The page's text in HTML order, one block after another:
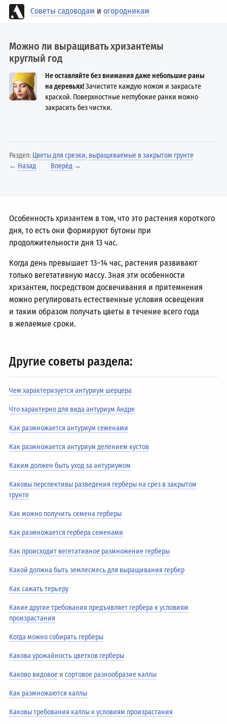
Советы садоводам иогородникам
Можно ли выращивать хризантемы
круглый год
Не оставляйте без внимания даже небольшие раны
на деревьях!Зачистите каждую ножом и закрасьте
краской. Поверхностные неглубокие ранки можно
закрасить без чистки.
Раздел: Цветы для срезки, выращиваемые в закрытом грунте
← Назад Вперёд→
Особенность хризантем в том, что это растения короткого
дня, то есть они формируют бутоны при
продолжительности дня 13 час.
Когда день превышает13–14 час, растения развивают
только вегетативную массу. Зная эти особенности
хризантем, посредством досвечивания и притемнения
можно регулировать естественные условия освещения
и таким образом получать цветы в течение всего года
в желаемые сроки.
Другие советы раздела:
Чем характеризуется антуриум шерцера
Что характерно для вида антуриум Андре
Как размножается антуриум семенами
Как размножается антуриум делением кустов
Каким должен быть уход за антуриумом
Каковы перспективы разведения герберы на срез в закрытом
грунте
Как можно получить семена герберы
Как размножается гербера семенами
Как происходит вегетативное размножение герберы
Какой должна быть землесмесь для выращивания гербер
Как сажать терьеру
Какие другие требования предъявляет гербера к условиям
произрастания
Когда можно собирать герберы
Какова урожайность цветков герберы
Каково видовое исортовое разнообразие каллы
Как размножаются каллы
Каковы требования каллы к условиям произрастания